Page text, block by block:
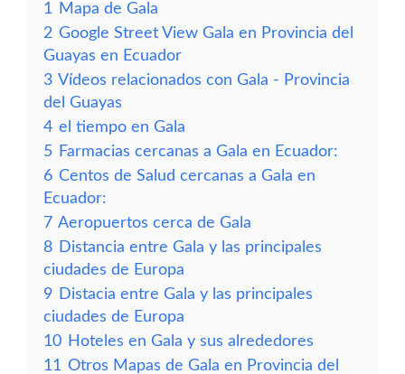
1
Mapa de Gala
2 Google Street View Gala en Provincia del
Guayas en Ecuador
3 Vídeos relacionados con Gala - Provincia
del Guayas
4 el tiempo en Gala
5 Farmacias cercanas a Gala en Ecuador:
6 Centos de Salud cercanas a Gala en
Ecuador:
7 Aeropuertos cerca de Gala
8 Distancia entre Gala y las principales
ciudades de Europa
9 Distacia entre Gala y las principales
ciudades de Europa
10 Hoteles en Gala y sus alrededores
11 Otros Mapas de Gala en Provincia del